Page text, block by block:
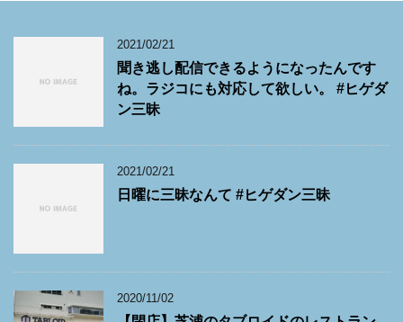
2021/02/21
聞き逃し配信できるようになったんです
ね。ラジコにも対応して欲しい。 #ヒゲダ
ン三昧
2021/02/21
日曜に三昧なんて #ヒゲダン三昧
2020/11/02